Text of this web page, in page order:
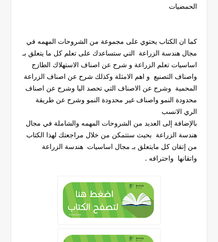
الحمضيات
كما ان الكتاب يحتوي على مجموعة من الشروحات المهمه في
مجال هندسة الزراعة التي ستساعدك على تعلم كل ما يتعلق بـ
اساسيات تعلم الزراعة و شرح عن اصناف الاستهلاك الطازج
واصناف التصنيع و اهم الامثلة وكذلك شرح عن اصناف الزراعة
المحمية وشرح عن الاصناف التي تحصد اليا وشرح عن اصناف
محدودة النمو واصناف غير محدودة النمو وشرح عن طريقة
الري الانسب
بالإضافة إلى العديد من الشروحات المهمه والشاملة في مجال
هندسة الزراعة بحيث ستتمكن من خلال مراجعتك لهذا الكتاب
من إتقان كل مايتعلق بـ مجال اساسيات هندسة الزراعة
واتقانها واحترافه .